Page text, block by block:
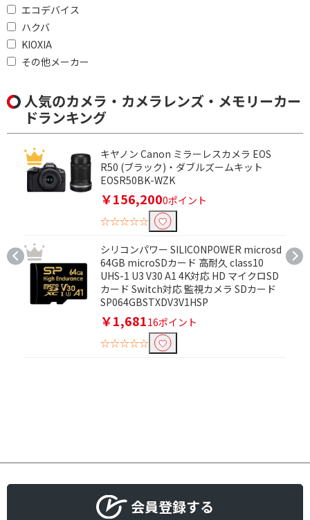
エコデバイス
ハクバ
KIOXIA
その他メーカー対応
Bluetooth対応で絞り込む
非対応
NFC対応で絞り込む
対応
液晶画面サイズで絞り込む
画質で絞り込む
フルハイビジョン対応 ハイビジョン対応
Wi-Fiで絞り込む
ワイプ撮りで絞り込む
人気のカメラ・カメラレンズ・メモリーカー
ドランキング
キヤノン Canon ミラーレスカメラ EOS
R50 (ブラック)・ダブルズームキット
EOSR50BK-WZK
￥156,2000ポイント
☆☆☆☆☆
シリコンパワー SILICONPOWER microsd
64GB microSDカード 高耐久 class10
UHS-1 U3 V30 A1 4K対応 HD マイクロSD
カード Switch対応 監視カメラ SDカード
SP064GBSTXDV3V1HSP
￥1,68116ポイント
☆☆☆☆☆
会員登録する